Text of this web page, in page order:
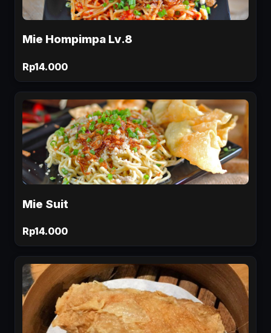
Mie Hompimpa Lv.8
Rp14.000
Mie Suit
Rp14.000